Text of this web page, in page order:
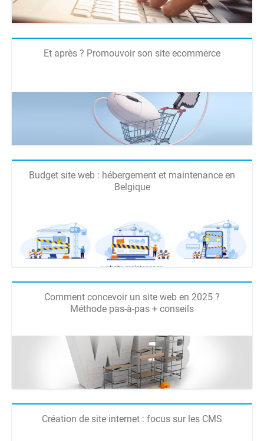
Et après ? Promouvoir son site ecommerce
Budget site web : hébergement et maintenance en
Belgique
Comment concevoir un site web en 2025 ?
Méthode pas-à-pas + conseils
Création de site internet : focus sur les CMS